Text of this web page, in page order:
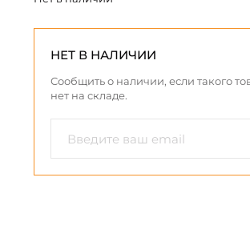
НЕТ В НАЛИЧИИ
Сообщить о наличии, если такого
нет на складе.